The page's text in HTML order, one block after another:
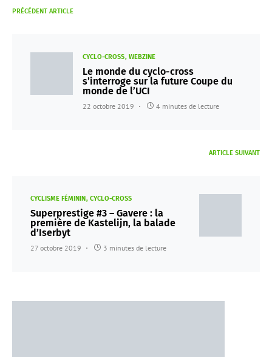
PRÉCÉDENT ARTICLE
CYCLO-CROSS WEBZINE
Le monde du cyclo-cross
s’interroge sur la future Coupe du
monde de l’UCI
22 octobre 2019 4 minutes de lecture
ARTICLE SUIVANT
CYCLISME FÉMININ CYCLO-CROSS
Superprestige #3 – Gavere : la
première de Kastelijn, la balade
d’Iserbyt
27 octobre 2019 3 minutes de lecture